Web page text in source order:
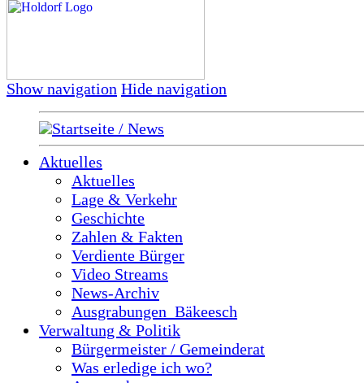
Show navigation Hide navigation
Startseite / News
Aktuelles
Aktuelles
Lage & Verkehr
Geschichte
Zahlen & Fakten
Verdiente Bürger
Video Streams
News-Archiv
Ausgrabungen_Bäkeesch
Verwaltung & Politik
Bürgermeister / Gemeinderat
Was erledige ich wo?